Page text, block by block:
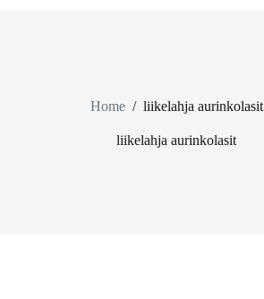
Home / liikelahja aurinkolasit
liikelahja aurinkolasit